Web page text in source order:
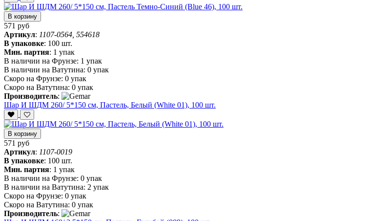
В корзину
571 руб
Артикул: 1107-0564, 554618
В упаковке: 100 шт.
Мин. партия: 1 упак
В наличии на Фрунзе: 1 упак
В наличии на Ватутина: 0 упак
Скоро на Фрунзе: 0 упак
Скоро на Ватутина: 0 упак
Производитель:
Шар И ШДМ 260/ 5*150 см, Пастель, Белый (White 01), 100 шт.
В корзину
571 руб
Артикул: 1107-0019
В упаковке: 100 шт.
Мин. партия: 1 упак
В наличии на Фрунзе: 0 упак
В наличии на Ватутина: 2 упак
Скоро на Фрунзе: 0 упак
Скоро на Ватутина: 0 упак
Производитель: